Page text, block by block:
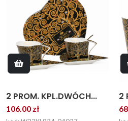
2 PROM. KPL.DWÓCH...
106.00 zł
2